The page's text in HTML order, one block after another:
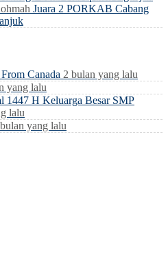
Juara 2 PORKAB Cabang
Canada 2 bulan yang lalu
yang lalu
1447 H Keluarga Besar SMP
lalu
yang lalu